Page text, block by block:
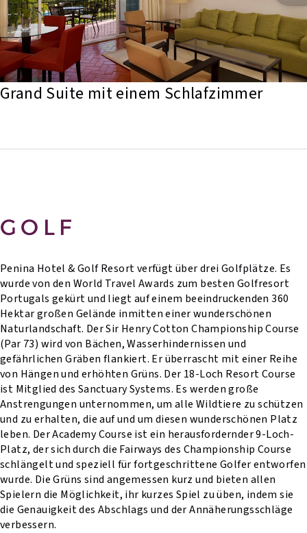
Grand Suite mit einem Schlafzimmer
GOLF
Penina Hotel & Golf Resort verfügt über drei Golfplätze. Es
wurde von den World Travel Awards zum besten Golfresort
Portugals gekürt und liegt auf einem beeindruckenden 360
Hektar großen Gelände inmitten einer wunderschönen
Naturlandschaft. Der Sir Henry Cotton Championship Course
(Par 73) wird von Bächen, Wasserhindernissen und
gefährlichen Gräben flankiert. Er überrascht mit einer Reihe
von Hängen und erhöhten Grüns. Der 18-Loch Resort Course
ist Mitglied des Sanctuary Systems. Es werden große
Anstrengungen unternommen, um alle Wildtiere zu schützen
und zu erhalten, die auf und um diesen wunderschönen Platz
leben. Der Academy Course ist ein herausfordernder 9-Loch-
Platz, der sich durch die Fairways des Championship Course
schlängelt und speziell für fortgeschrittene Golfer entworfen
wurde. Die Grüns sind angemessen kurz und bieten allen
Spielern die Möglichkeit, ihr kurzes Spiel zu üben, indem sie
die Genauigkeit des Abschlags und der Annäherungsschläge
verbessern.